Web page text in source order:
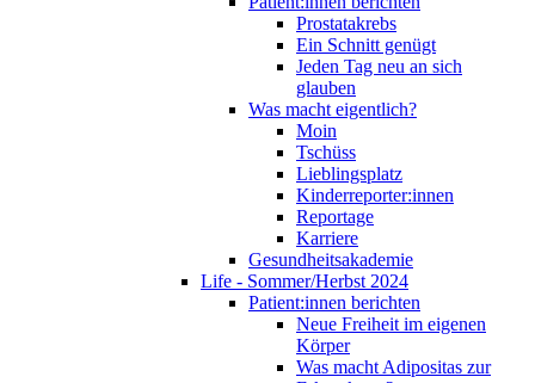
Prostatakrebs
Ein Schnitt genügt
Jeden Tag neu an sich
glauben
Was macht eigentlich?
Moin
Tschüss
Lieblingsplatz
Kinderreporter:innen
Reportage
Karriere
Gesundheitsakademie
Life - Sommer/Herbst 2024
Patient:innen berichten
Neue Freiheit im eigenen
Körper
Was macht Adipositas zur